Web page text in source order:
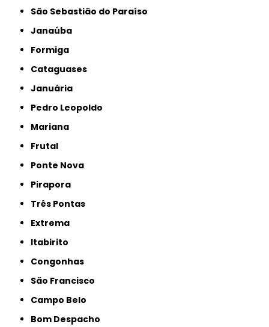
São Sebastião do Paraíso
Janaúba
Formiga
Cataguases
Januária
Pedro Leopoldo
Mariana
Frutal
Ponte Nova
Pirapora
Três Pontas
Extrema
Itabirito
Congonhas
São Francisco
Campo Belo
Bom Despacho